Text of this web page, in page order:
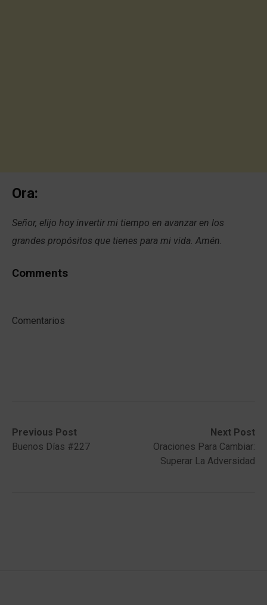
Ora:
Señor, elijo hoy invertir mi tiempo en avanzar en los
grandes propósitos que tienes para mi vida. Amén.
Comments
Comentarios
Post
navigation
Previous Post
Previous
post:Buenos Días #227
Next Post
Next
post:
Oraciones Para Cambiar:
Superar La Adversidad